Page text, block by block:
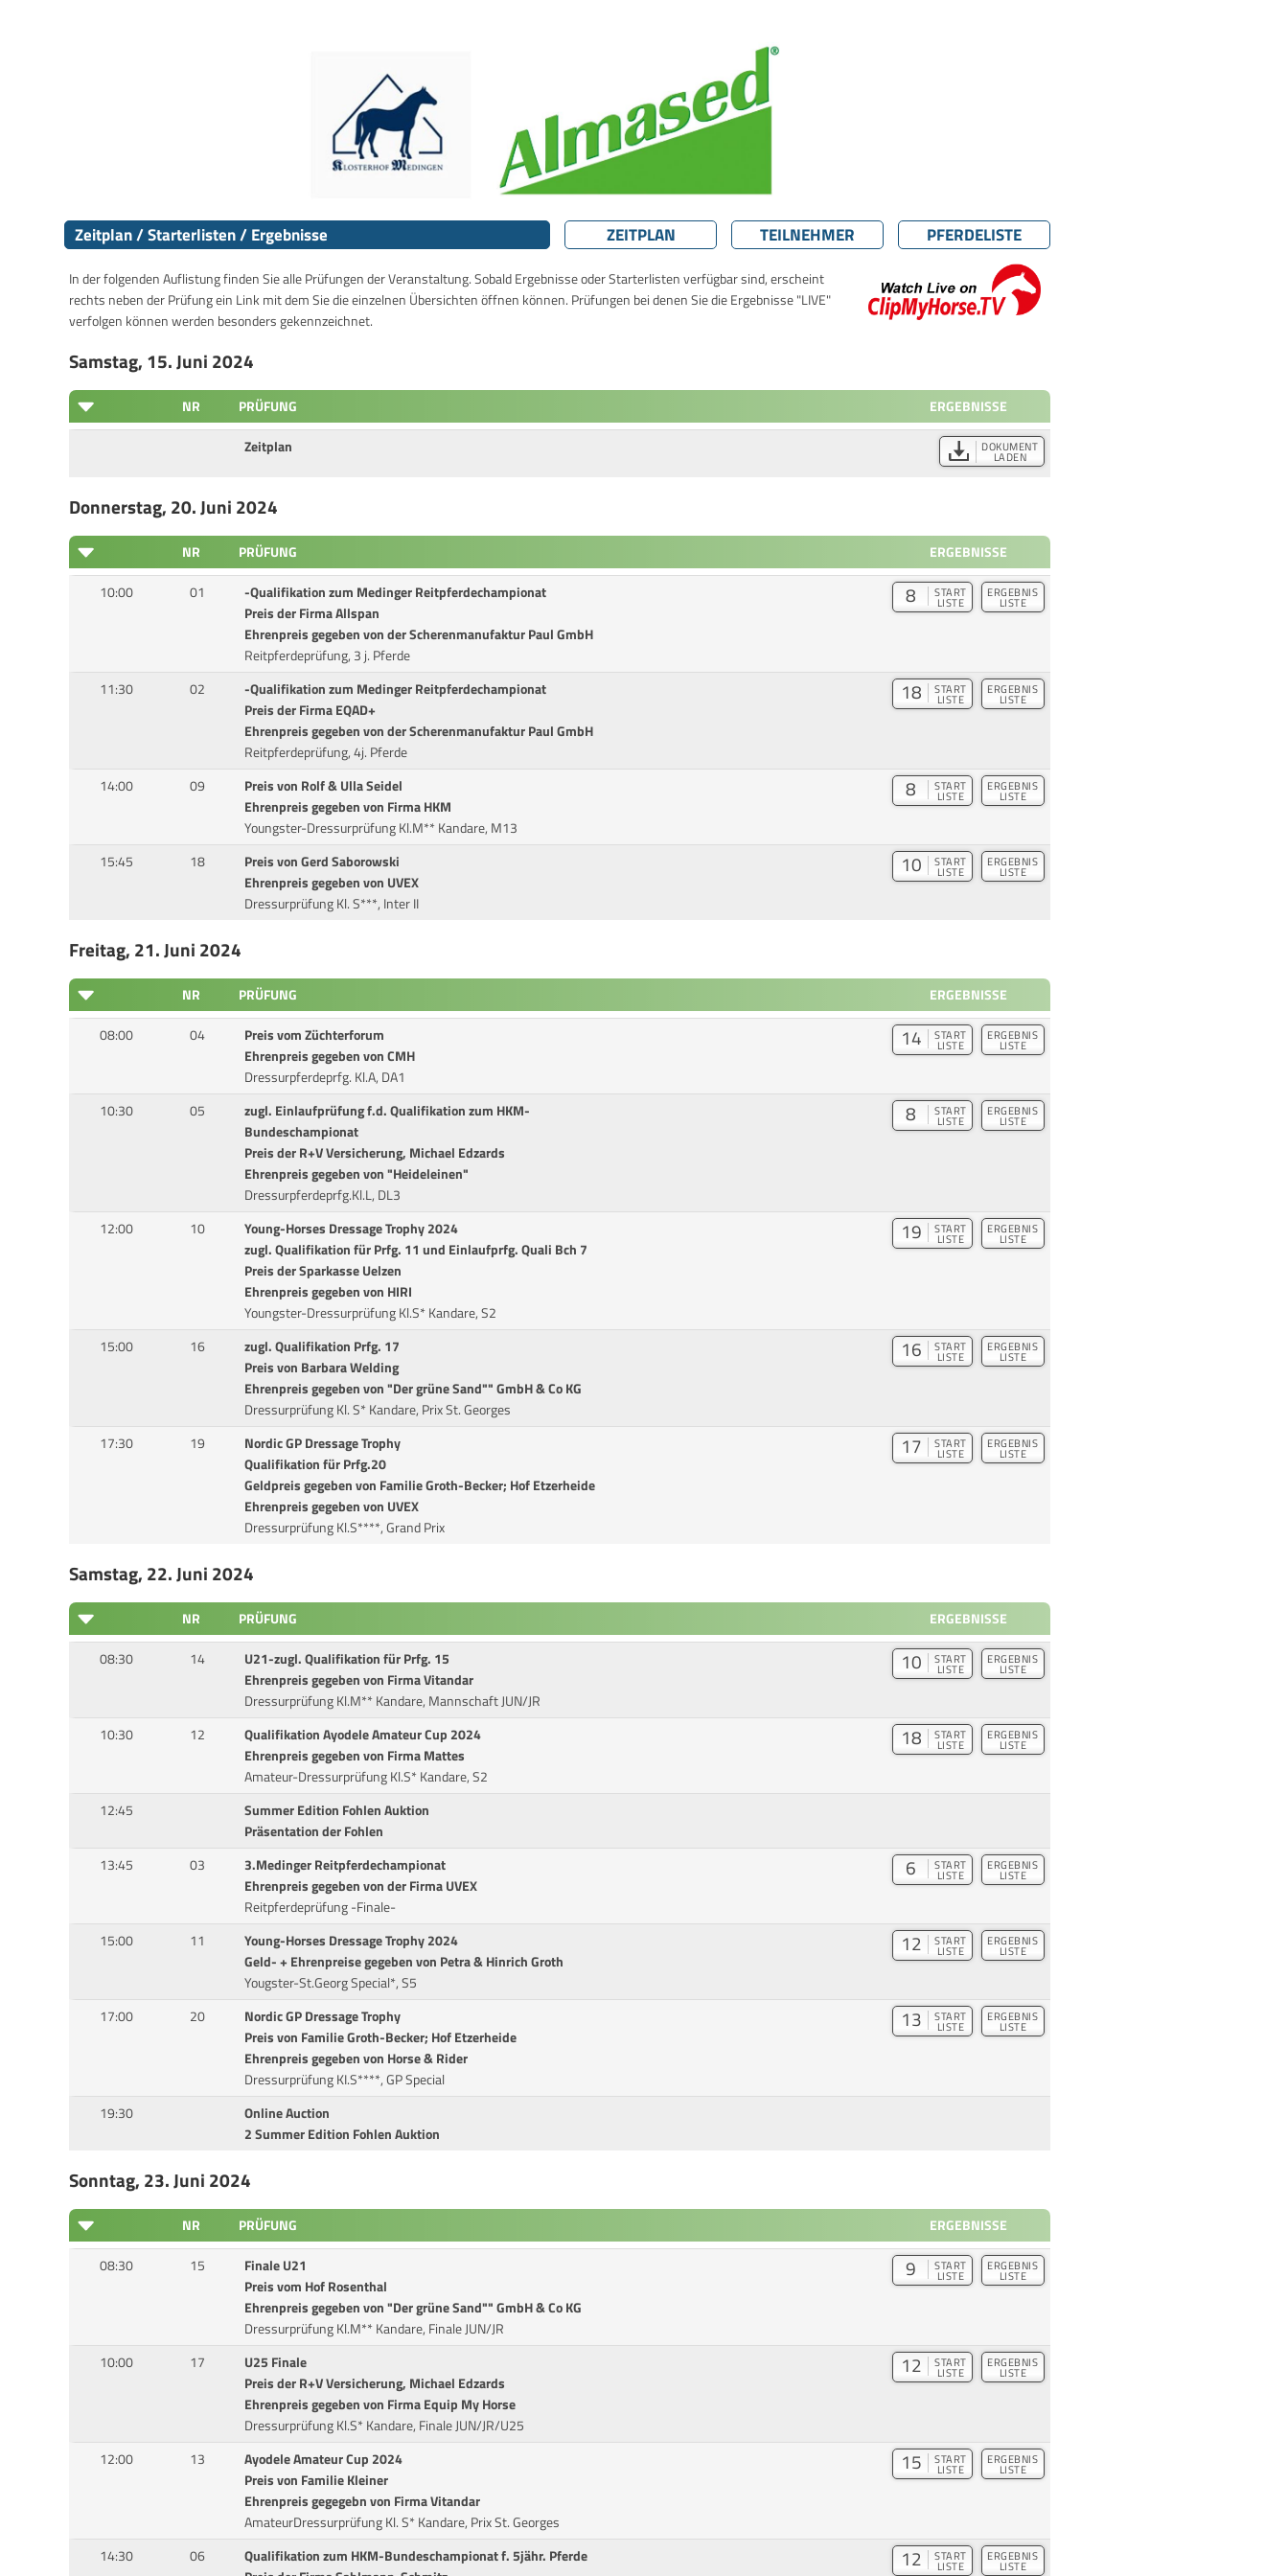
Zeitplan / Starterlisten / Ergebnisse ZEITPLAN TEILNEHMER PFERDELISTE
In der folgenden Auflistung finden Sie alle Prüfungen der Veranstaltung. Sobald Ergebnisse oder Starterlisten verfügbar sind, erscheint
rechts neben der Prüfung ein Link mit dem Sie die einzelnen Übersichten öffnen können. Prüfungen bei denen Sie die Ergebnisse "LIVE"
verfolgen können werden besonders gekennzeichnet.
Samstag, 15. Juni 2024
NR PRÜFUNG
ERGEBNISSE
Zeitplan
DOKUMENT
LADEN
Donnerstag, 20. Juni 2024
NR PRÜFUNG
ERGEBNISSE
10:00
01
-Qualifikation zum Medinger Reitpferdechampionat
Preis der Firma Allspan
Ehrenpreis gegeben von der Scherenmanufaktur Paul GmbH
Reitpferdeprüfung, 3 j. Pferde
8 START
LISTE
ERGEBNIS
LISTE
11:30 02
-Qualifikation zum Medinger Reitpferdechampionat
Preis der Firma EQAD+
Ehrenpreis gegeben von der Scherenmanufaktur Paul GmbH
Reitpferdeprüfung, 4j. Pferde
18 START
LISTE
ERGEBNIS
LISTE
14:00 09
Preis von Rolf & Ulla Seidel
Ehrenpreis gegeben von Firma HKM
Youngster-Dressurprüfung Kl.M** Kandare, M13
8 START
LISTE
ERGEBNIS
LISTE
15:45 18
Preis von Gerd Saborowski
Ehrenpreis gegeben von UVEX
Dressurprüfung Kl. S***, Inter II
10 START
LISTE
ERGEBNIS
LISTE
Freitag, 21. Juni 2024
NR PRÜFUNG
ERGEBNISSE
08:00
04
Preis vom Züchterforum
Ehrenpreis gegeben von CMH
Dressurpferdeprfg. Kl.A, DA1
14 START
LISTE
ERGEBNIS
LISTE
10:30 05
zugl. Einlaufprüfung f.d. Qualifikation zum HKM-
Bundeschampionat
Preis der R+V Versicherung, Michael Edzards
Ehrenpreis gegeben von "Heideleinen"
Dressurpferdeprfg.Kl.L, DL3
8 START
LISTE
ERGEBNIS
LISTE
12:00 10
Young-Horses Dressage Trophy 2024
zugl. Qualifikation für Prfg. 11 und Einlaufprfg. Quali Bch 7
Preis der Sparkasse Uelzen
Ehrenpreis gegeben von HIRI
Youngster-Dressurprüfung Kl.S* Kandare, S2
19 START
LISTE
ERGEBNIS
LISTE
15:00 16
zugl. Qualifikation Prfg. 17
Preis von Barbara Welding
Ehrenpreis gegeben von "Der grüne Sand"" GmbH & Co KG
Dressurprüfung Kl. S* Kandare, Prix St. Georges
16 START
LISTE
ERGEBNIS
LISTE
17:30 19
Nordic GP Dressage Trophy
Qualifikation für Prfg.20
Geldpreis gegeben von Familie Groth-Becker; Hof Etzerheide
Ehrenpreis gegeben von UVEX
Dressurprüfung Kl.S****, Grand Prix
17 START
LISTE
ERGEBNIS
LISTE
Samstag, 22. Juni 2024
NR PRÜFUNG
ERGEBNISSE
08:30
14
U21-zugl. Qualifikation für Prfg. 15
Ehrenpreis gegeben von Firma Vitandar
Dressurprüfung Kl.M** Kandare, Mannschaft JUN/JR
10 START
LISTE
ERGEBNIS
LISTE
10:30 12
Qualifikation Ayodele Amateur Cup 2024
Ehrenpreis gegeben von Firma Mattes
Amateur-Dressurprüfung Kl.S* Kandare, S2
18 START
LISTE
ERGEBNIS
LISTE
12:45
Summer Edition Fohlen Auktion
Präsentation der Fohlen
13:45
03
3.Medinger Reitpferdechampionat
Ehrenpreis gegeben von der Firma UVEX
Reitpferdeprüfung -Finale-
6 START
LISTE
ERGEBNIS
LISTE
15:00 11
Young-Horses Dressage Trophy 2024
Geld- + Ehrenpreise gegeben von Petra & Hinrich Groth
Yougster-St.Georg Special*, S5
12 START
LISTE
ERGEBNIS
LISTE
17:00 20
Nordic GP Dressage Trophy
Preis von Familie Groth-Becker; Hof Etzerheide
Ehrenpreis gegeben von Horse & Rider
Dressurprüfung KI.S****, GP Special
13 START
LISTE
ERGEBNIS
LISTE
19:30
Online Auction
2 Summer Edition Fohlen Auktion
Sonntag, 23. Juni 2024
NR PRÜFUNG
ERGEBNISSE
08:30
15
Finale U21
Preis vom Hof Rosenthal
Ehrenpreis gegeben von "Der grüne Sand"" GmbH & Co KG
Dressurprüfung Kl.M** Kandare, Finale JUN/JR
9 START
LISTE
ERGEBNIS
LISTE
10:00 17
U25 Finale
Preis der R+V Versicherung, Michael Edzards
Ehrenpreis gegeben von Firma Equip My Horse
Dressurprüfung Kl.S* Kandare, Finale JUN/JR/U25
12 START
LISTE
ERGEBNIS
LISTE
12:00 13
Ayodele Amateur Cup 2024
Preis von Familie Kleiner
Ehrenpreis gegegebn von Firma Vitandar
AmateurDressurprüfung Kl. S* Kandare, Prix St. Georges
15 START
LISTE
ERGEBNIS
LISTE
14:30 06
Qualifikation zum HKM-Bundeschampionat f. 5jähr. Pferde
12 START
LISTE
ERGEBNIS
LISTE